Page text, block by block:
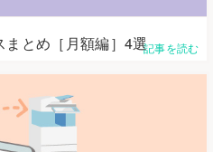
まとめ［月額編］4選記事を読む